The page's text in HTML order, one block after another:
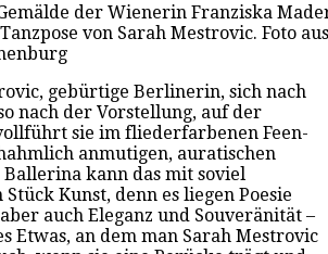
der Wienerin Franziska
von Sarah Mestrovic. Foto
gebürtige Berlinerin, sich nach
nach der Vorstellung, auf der
sie im fliederfarbenen Feen-
anmutigen, auratischen
kann das mit soviel
Kunst, denn es liegen Poesie
auch Eleganz und Souveränität –
Etwas, an dem man Sarah Mestrovic